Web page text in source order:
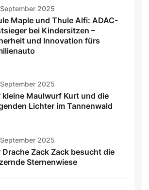
2025
Maple und Thule Alfi: ADAC-
bei Kindersitzen –
und Innovation fürs
2025
kleine Maulwurf Kurt und die
Lichter im Tannenwald
2025
Drache Zack Zack besucht die
Sternenwiese